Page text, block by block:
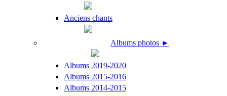
Anciens chants
Albums photos ►
Albums 2019-2020
Albums 2015-2016
Albums 2014-2015